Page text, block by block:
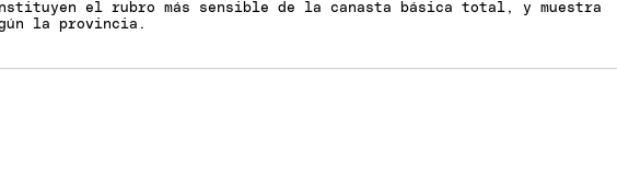
el rubro más sensible de la canasta básica total, y muestra
la provincia.